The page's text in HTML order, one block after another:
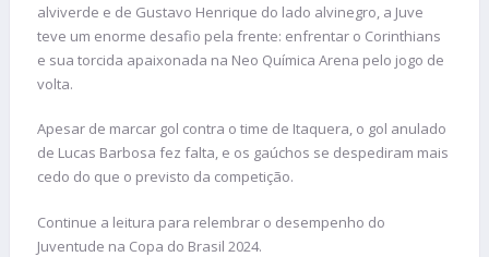
alviverde e de Gustavo Henrique do lado alvinegro, a Juve
teve um enorme desafio pela frente: enfrentar o Corinthians
e sua torcida apaixonada na Neo Química Arena pelo jogo de
volta.
Apesar de marcar gol contra o time de Itaquera, o gol anulado
de Lucas Barbosa fez falta, e os gaúchos se despediram mais
cedo do que o previsto da competição.
Continue a leitura para relembrar o desempenho do
Juventude na Copa do Brasil 2024.